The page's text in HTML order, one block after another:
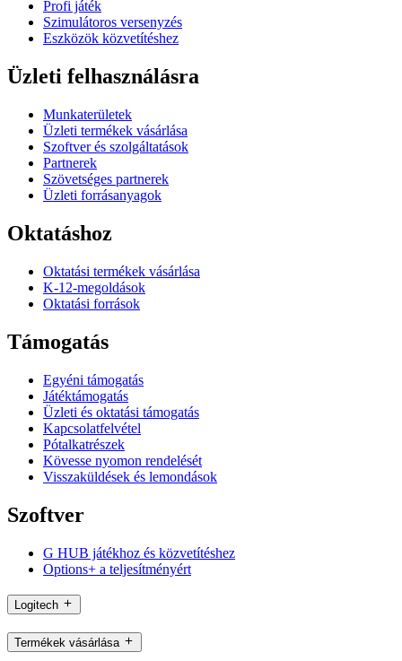
Profi játék
Szimulátoros versenyzés
Eszközök közvetítéshez
Üzleti felhasználásra
Munkaterületek
Üzleti termékek vásárlása
Szoftver és szolgáltatások
Partnerek
Szövetséges partnerek
Üzleti forrásanyagok
Oktatáshoz
Oktatási termékek vásárlása
K-12-megoldások
Oktatási források
Támogatás
Egyéni támogatás
Játéktámogatás
Üzleti és oktatási támogatás
Kapcsolatfelvétel
Pótalkatrészek
Kövesse nyomon rendelését
Visszaküldések és lemondások
Szoftver
G HUB játékhoz és közvetítéshez
Options+ a teljesítményért
Logitech
Termékek vásárlása